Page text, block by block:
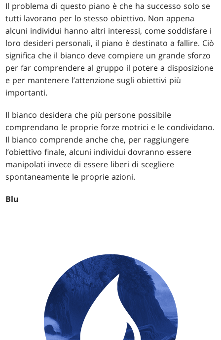
Il problema di questo piano è che ha successo solo se
tutti lavorano per lo stesso obiettivo. Non appena
alcuni individui hanno altri interessi, come soddisfare i
loro desideri personali, il piano è destinato a fallire. Ciò
significa che il bianco deve compiere un grande sforzo
per far comprendere al gruppo il potere a disposizione
e per mantenere l’attenzione sugli obiettivi più
importanti.
Il bianco desidera che più persone possibile
comprendano le proprie forze motrici e le condividano.
Il bianco comprende anche che, per raggiungere
l’obiettivo finale, alcuni individui dovranno essere
manipolati invece di essere liberi di scegliere
spontaneamente le proprie azioni.
Blu